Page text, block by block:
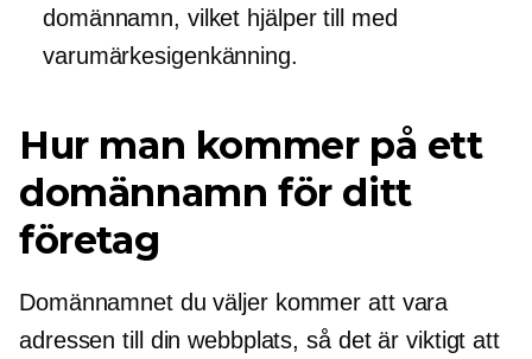
domännamn, vilket hjälper till med
varumärkesigenkänning.
Hur man kommer på ett
domännamn för ditt
företag
Domännamnet du väljer kommer att vara
adressen till din webbplats, så det är viktigt att